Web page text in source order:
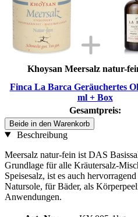
Khoysan Meersalz natur-
Finca La Barca Geräuchertes
ml + Box
Gesamtpreis:
Beide in den Warenkorb
Beschreibung
Meersalz natur-fein ist DAS
Grundlage für alle Kräutersalz-
Speisesalz, ist es auch
Natursole, für Bäder, als
Anwendungen.